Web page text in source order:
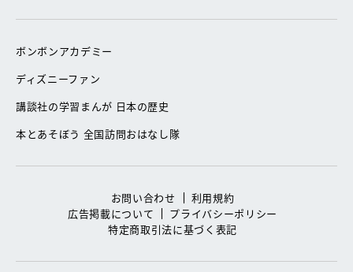
ボンボンアカデミー
ディズニーファン
講談社の学習まんが 日本の歴史
本とあそぼう 全国訪問おはなし隊
お問い合わせ
利用規約
広告掲載について
プライバシーポリシー
特定商取引法に基づく表記